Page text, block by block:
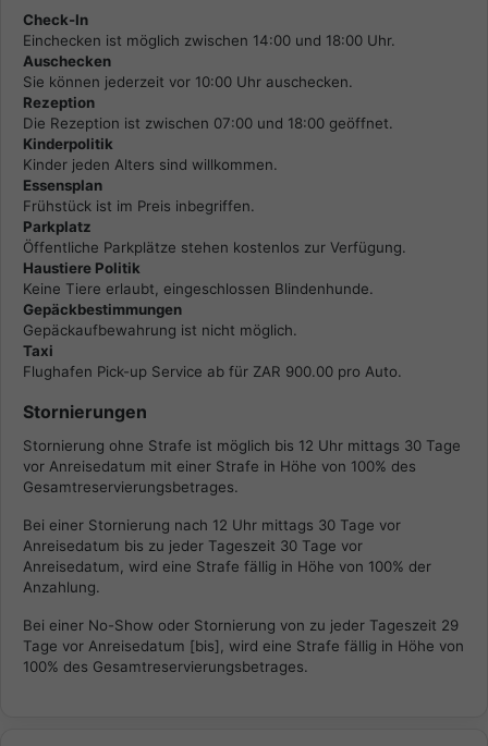
Check-In
Einchecken ist möglich zwischen 14:00 und 18:00 Uhr.
Auschecken
Sie können jederzeit vor 10:00 Uhr auschecken.
Rezeption
Die Rezeption ist zwischen 07:00 und 18:00 geöffnet.
Kinderpolitik
Kinder jeden Alters sind willkommen.
Essensplan
Frühstück ist im Preis inbegriffen.
Parkplatz
Öffentliche Parkplätze stehen kostenlos zur Verfügung.
Haustiere Politik
Keine Tiere erlaubt, eingeschlossen Blindenhunde.
Gepäckbestimmungen
Gepäckaufbewahrung ist nicht möglich.
Taxi
Flughafen Pick-up Service ab für ZAR 900.00 pro Auto.
Stornierungen
Stornierung ohne Strafe ist möglich bis 12 Uhr mittags 30 Tage
vor Anreisedatum mit einer Strafe in Höhe von 100% des
Gesamtreservierungsbetrages.
Bei einer Stornierung nach 12 Uhr mittags 30 Tage vor
Anreisedatum bis zu jeder Tageszeit 30 Tage vor
Anreisedatum, wird eine Strafe fällig in Höhe von 100% der
Anzahlung.
Bei einer No-Show oder Stornierung von zu jeder Tageszeit 29
Tage vor Anreisedatum [bis], wird eine Strafe fällig in Höhe von
100% des Gesamtreservierungsbetrages.